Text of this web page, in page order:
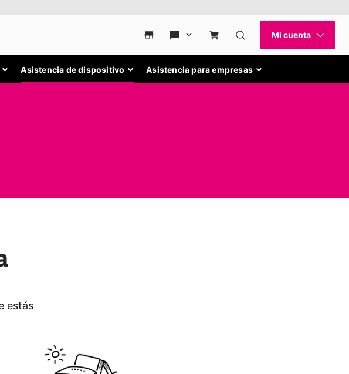
Asistencia de dispositivo Asistencia para empresas